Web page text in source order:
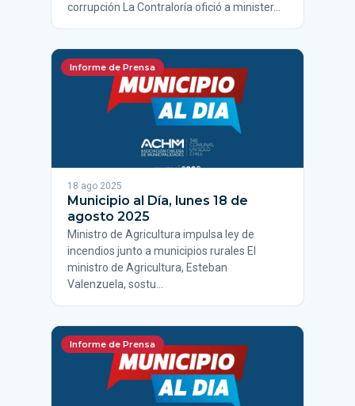
corrupción La Contraloría ofició a minister…
Informe de Prensa
18 ago 2025
Municipio al Día, lunes 18 de
agosto 2025
Ministro de Agricultura impulsa ley de
incendios junto a municipios rurales El
ministro de Agricultura, Esteban
Valenzuela, sostu…
Informe de Prensa